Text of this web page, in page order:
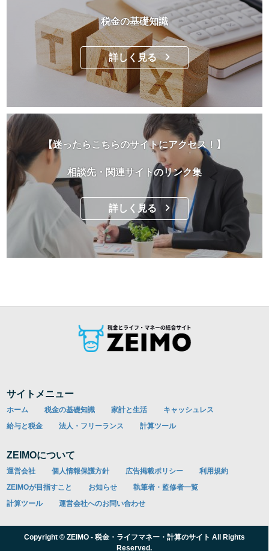
税金の基礎知識
詳しく見る
【迷ったらこちらのサイトにアクセス！】
相談先・関連サイトのリンク集
詳しく見る
サイトメニュー
ホーム 税金の基礎知識 家計と生活
キャッシュレス
給与と税金
法人・フリーランス 計算ツール
ZEIMOについて
運営会社 個人情報保護方針 広告掲載ポリシー
利用規約
ZEIMOが目指すこと
お知らせ
執筆者・監修者一覧
計算ツール
運営会社へのお問い合わせ
Copyright © ZEIMO - 税金・ライフマネー・計算のサイト All Rights
Reserved.